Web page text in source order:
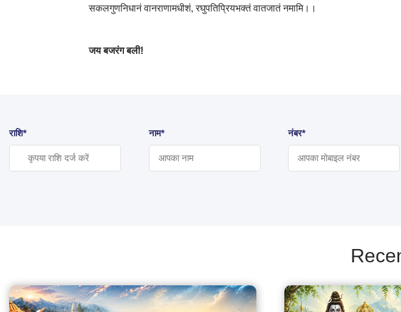
सकलगुणनिधानं वानराणामधीशं, रघुपतिप्रियभक्तं वातजातं नमामि।।
जय बजरंग बली!
राशि* नाम* नंबर*